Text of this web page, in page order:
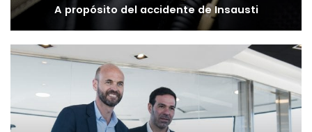
A propósito del accidente de Insausti